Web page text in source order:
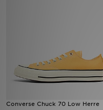
Converse Chuck 70 Low Herre
Mine beskeder
Hjælp & information